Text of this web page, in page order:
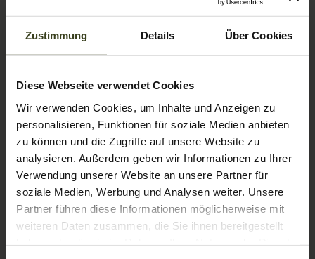
Zustimmung Details Über Cookies
Diese Webseite verwendet Cookies
Wir verwenden Cookies, um Inhalte und Anzeigen zu
personalisieren, Funktionen für soziale Medien anbieten
zu können und die Zugriffe auf unsere Website zu
analysieren. Außerdem geben wir Informationen zu Ihrer
Verwendung unserer Website an unsere Partner für
soziale Medien, Werbung und Analysen weiter. Unsere
Partner führen diese Informationen möglicherweise mit
weiteren Daten zusammen, die Sie ihnen bereitgestellt
Double room Amadé
Max: 3 people m
Balcony/terrace Shower
Television
Hairdryer
Towels Show all amenities